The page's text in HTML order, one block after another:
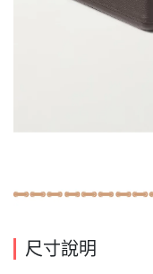
尺寸說明